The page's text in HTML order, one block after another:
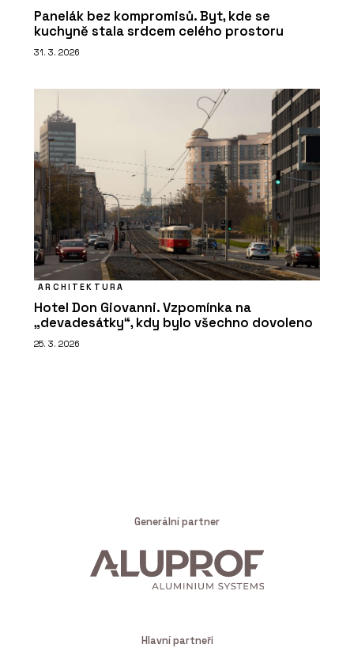
Panelák bez kompromisů. Byt, kde se
kuchyně stala srdcem celého prostoru
31. 3. 2026
ARCHITEKTURA
Hotel Don Giovanni. Vzpomínka na
„devadesátky“, kdy bylo všechno dovoleno
25. 3. 2026
Generální partner
Hlavní partneři